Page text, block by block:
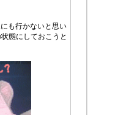
も行かないと思い
態にしておこうと